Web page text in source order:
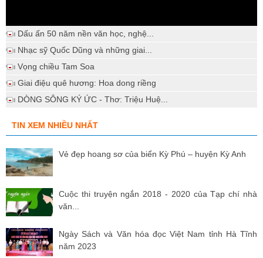
Dấu ấn 50 năm nền văn học, nghệ...
Nhạc sỹ Quốc Dũng và những giai...
Vọng chiều Tam Soa
Giai điệu quê hương: Hoa dong riềng
DÒNG SÔNG KÝ ỨC - Thơ: Triệu Huệ...
TIN XEM NHIỀU NHẤT
Vẻ đẹp hoang sơ của biển Kỳ Phú – huyện Kỳ Anh
Cuộc thi truyện ngắn 2018 - 2020 của Tạp chí nhà
văn...
Ngày Sách và Văn hóa đọc Việt Nam tỉnh Hà Tĩnh
năm 2023